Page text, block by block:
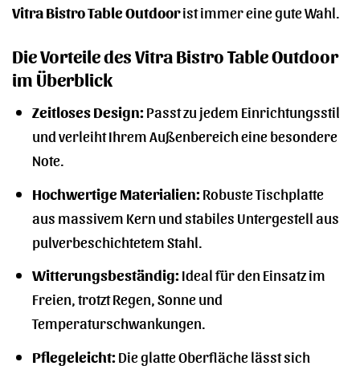
Vitra Bistro Table Outdoorist immer eine gute Wahl.
Die Vorteile des Vitra Bistro Table Outdoor
im Überblick
Zeitloses Design:Passt zu jedem Einrichtungsstil
und verleiht Ihrem Außenbereich eine besondere
Note.
Hochwertige Materialien:Robuste Tischplatte
aus massivem Kern und stabiles Untergestell aus
pulverbeschichtetem Stahl.
Witterungsbeständig:Ideal für den Einsatz im
Freien, trotzt Regen, Sonne und
Temperaturschwankungen.
Pflegeleicht:Die glatte Oberfläche lässt sich